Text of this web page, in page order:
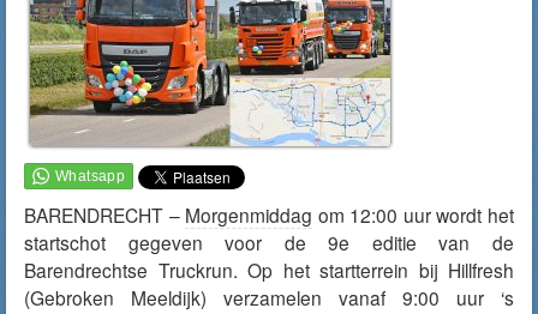
BARENDRECHT – Morgenmiddag om 12:00 uur wordt het
startschot gegeven voor de 9e editie van de
Barendrechtse Truckrun. Op het startterrein bij Hillfresh
(Gebroken Meeldijk) verzamelen vanaf 9:00 uur ‘s